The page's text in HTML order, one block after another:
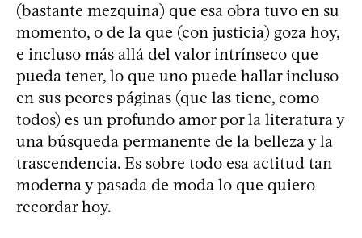
(bastante mezquina) que esa obra tuvo en su
momento, o de la que (con justicia) goza hoy,
e incluso más allá del valor intrínseco que
pueda tener, lo que uno puede hallar incluso
en sus peores páginas (que las tiene, como
todos) es un profundo amor por la literatura y
una búsqueda permanente de la belleza y la
trascendencia. Es sobre todo esa actitud tan
moderna y pasada de moda lo que quiero
recordar hoy.